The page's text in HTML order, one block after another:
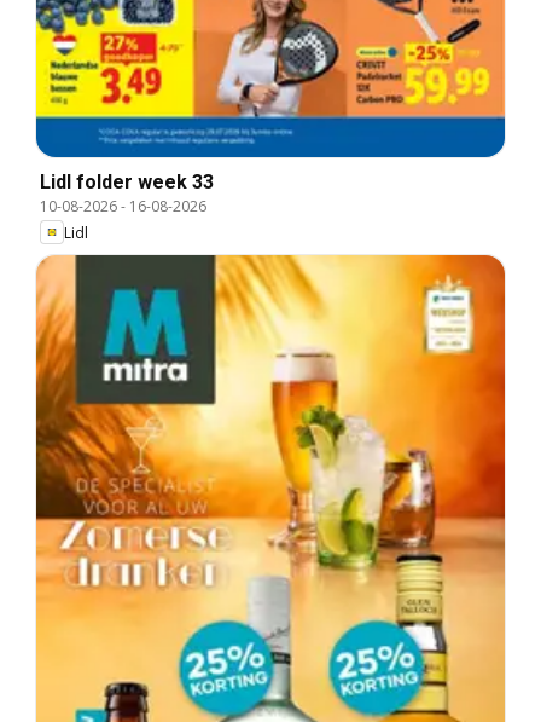
Lidl folder week 33
10-08-2026- 16-08-2026
Lidl